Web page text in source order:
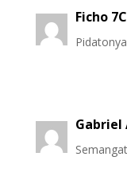
Ficho 7C
Gabriel